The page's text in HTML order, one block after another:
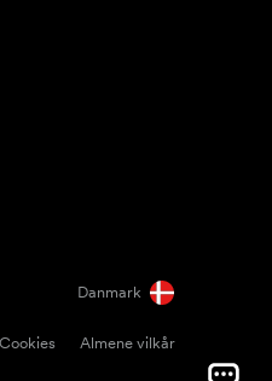
Danmark
Cookies Almene vilkår